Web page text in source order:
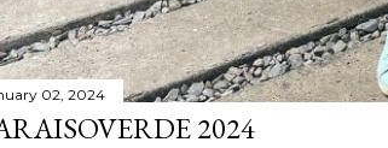
02, 2024
2024